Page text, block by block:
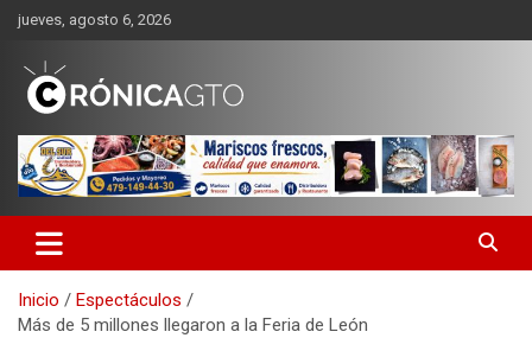
Saltar
contenido
jueves, agosto 6, 2026
CRONICA GUANAJUATO
Inicio
Espectáculos
Más de 5 millones llegaron a la Feria de León